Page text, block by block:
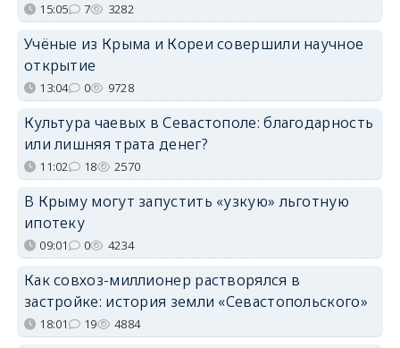
15:05 7 3282
Учёные из Крыма и Кореи совершили научное
открытие
13:04 0 9728
Культура чаевых в Севастополе: благодарность
или лишняя трата денег?
11:02 18 2570
В Крыму могут запустить «узкую» льготную
ипотеку
09:01 0 4234
Как совхоз-миллионер растворялся в
застройке: история земли «Севастопольского»
18:01 19 4884